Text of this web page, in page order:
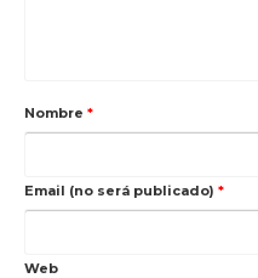
Nombre *
Email (no será publicado) *
Web